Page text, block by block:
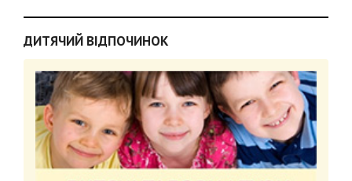
ДИТЯЧИЙ ВІДПОЧИНОК